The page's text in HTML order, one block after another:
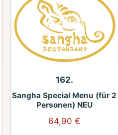
162.
Sangha Special Menu (für 2
Personen) NEU
64,90€